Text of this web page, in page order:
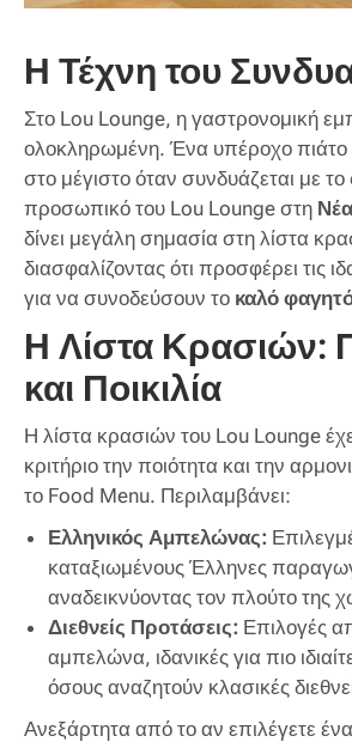
Η Τέχνη του
Στο Lou Lounge, η γαστρονομική
ολοκληρωμένη. Ένα υπέροχο πιάτο
στο μέγιστο όταν συνδυάζεται με
προσωπικό του Lou Lounge στη
δίνει μεγάλη σημασία στη λίστα
διασφαλίζοντας ότι προσφέρει τις
για να συνοδεύσουν το καλό
Η Λίστα Κρασιών:
και Ποικιλία
Η λίστα κρασιών του Lou Lounge
κριτήριο την ποιότητα και την
το Food Menu. Περιλαμβάνει:
Ελληνικός Αμπελώνας:
καταξιωμένους Έλληνες
αναδεικνύοντας τον πλούτο της
Διεθνείς Προτάσεις: Επιλογές
αμπελώνα, ιδανικές για πιο
όσους αναζητούν κλασικές
Ανεξάρτητα από το αν επιλέγετε